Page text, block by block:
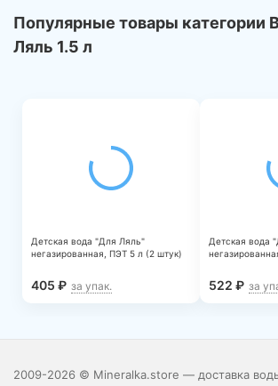
Популярные товары категории
Ляль 1.5 л
Детская вода "Для Ляль"
негазированная, ПЭТ 5 л (2 штук)
405 ₽ за упак.
Детская вода
522 ₽ за
2009-2026 © Mineralka.store — доставка